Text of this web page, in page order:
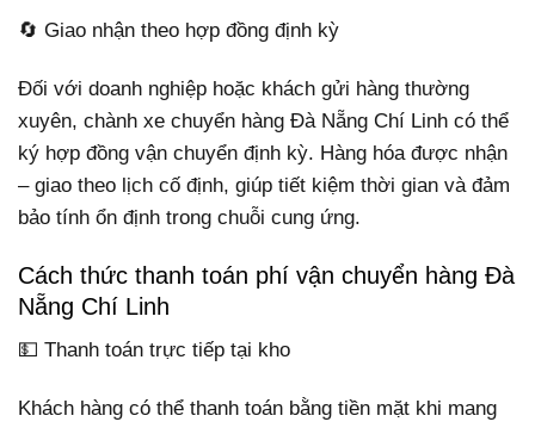
🔄 Giao nhận theo hợp đồng định kỳ
Đối với doanh nghiệp hoặc khách gửi hàng thường
xuyên, chành xe chuyển hàng Đà Nẵng Chí Linh có thể
ký hợp đồng vận chuyển định kỳ. Hàng hóa được nhận
– giao theo lịch cố định, giúp tiết kiệm thời gian và đảm
bảo tính ổn định trong chuỗi cung ứng.
Cách thức thanh toán phí vận chuyển hàng Đà
Nẵng Chí Linh
💵 Thanh toán trực tiếp tại kho
Khách hàng có thể thanh toán bằng tiền mặt khi mang